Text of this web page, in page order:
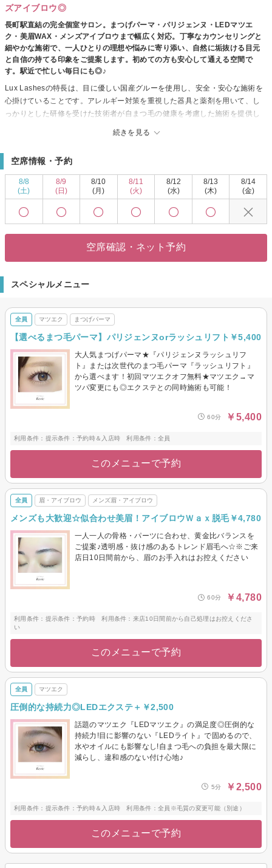
ズアイブロウ◎
長町駅直結の完全個室サロン。まつげパーマ・パリジェンヌ・LEDマツエ
ク・美眉WAX・メンズアイブロウまで幅広く対応。丁寧なカウンセリングと
細やかな施術で、一人ひとりの理想や悩みに寄り添い、自然に垢抜ける目元
と自信の持てる印象をご提案します。初めての方も安心して通える空間で
す。駅近で忙しい毎日にも◎♪
続きを見る
Lux Lashesの特長は、目に優しい国産グルーを使用し、安全・安心な施術を
心掛けていることです。アレルギー対策を重視した器具と薬剤を用いて、し
っかりとした研修を受けた技術者が自まつ毛の健康を考慮した施術を提供し
広いスタイルに対応。カラーやカール感、長さ、太さのバリエーションが豊
富で、最新のトレンドも取り入れたデザインを提供します。お客様のメイク
や生活習慣、癖を考慮し、お目元やまつ毛の状態を確認しながら、仕上がり
Lux Lashesでは、目の形や生え方を見極め、なりたい雰囲気に合わせたカラ
なイベントに合わせたスタイルもご提案可能で、特別なシーンをより華やか
空席情報・予約
8/8
(土)
8/9
(日)
8/10
(月)
8/11
(火)
8/12
(水)
8/13
(木)
8/14
(金)
空席確認・ネット予約
スペシャルメニュー
全員 マツエク まつげパーマ
【選べるまつ毛パーマ】パリジェンヌorラッシュリフト￥5,400
大人気まつげパーマ★『パリジェンヌラッシュリフ
ト』または次世代のまつ毛パーマ『ラッシュリフト』
から選べます！初回マツエクオフ無料★マツエク→マ
ツパ変更にも◎エクステとの同時施術も可能！
60分 ￥5,400
利用条件：提示条件：予約時＆入店時 利用条件：全員
このメニューで予約
全員 眉・アイブロウ メンズ眉・アイブロウ
メンズも大歓迎☆似合わせ美眉！アイブロウＷａｘ脱毛￥4,780
一人一人の骨格・パーツに合わせ、黄金比バランスを
ご提案♪透明感・抜け感のあるトレンド眉毛へ☆※ご来
店日10日間前から、眉のお手入れはお控えください
60分 ￥4,780
利用条件：提示条件：予約時 利用条件：来店10日間前から自己処理はお控えくださ
い
このメニューで予約
全員 マツエク
圧倒的な持続力◎LEDエクステ＋￥2,500
話題のマツエク『LEDマツエク』の満足度◎圧倒的な
持続力!目に影響のない『LEDライト』で固めるので、
水やオイルにも影響なし!自まつ毛への負担を最大限に
減らし、違和感のない付け心地♪
5分 ￥2,500
利用条件：提示条件：予約時＆入店時 利用条件：全員※毛質の変更可能（別途）
このメニューで予約